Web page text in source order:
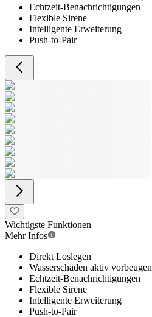
Echtzeit-Benachrichtigungen
Flexible Sirene
Intelligente Erweiterung
Push-to-Pair
Wichtigste Funktionen
Mehr Infos
Direkt Loslegen
Wasserschäden aktiv vorbeugen
Echtzeit-Benachrichtigungen
Flexible Sirene
Intelligente Erweiterung
Push-to-Pair